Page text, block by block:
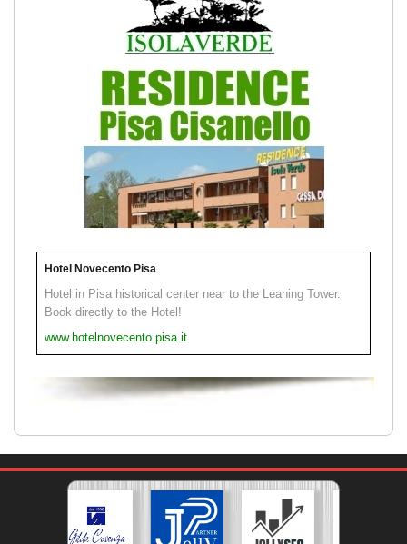
Hotel Novecento Pisa
Hotel in Pisa historical center near to the Leaning Tower.
Book directly to the Hotel!
www.hotelnovecento.pisa.it